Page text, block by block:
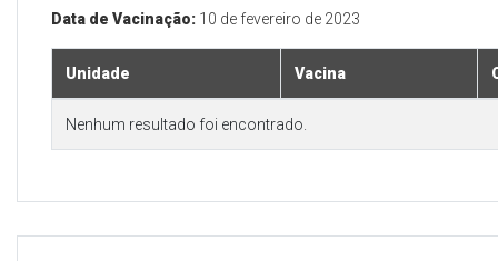
Data de Vacinação: 10 de fevereiro de 2023
Unidade Vacina
Nenhum resultado foi encontrado.